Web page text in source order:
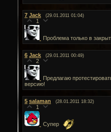
7 Jack (29.01.2011 01:04)
1
Проблема только в
6 Jack (29.01.2011 00:49)
2
Предлагаю
версию!
5 salaman (28.01.2011 18:32)
1
Супер